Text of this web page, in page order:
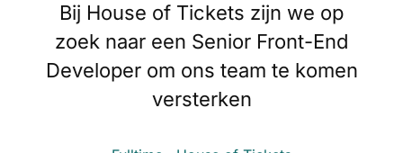
Bij House of Tickets zijn we op
zoek naar een Senior Front-End
Developer om ons team te komen
versterken